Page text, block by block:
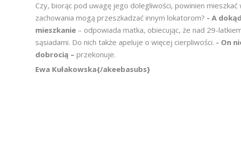
Czy, biorąc pod uwagę jego dolegliwości, powinien
zachowania mogą przeszkadzać innym lokatorom? - A
mieszkanie – odpowiada matka, obiecując, że nad 29-
sąsiadami. Do nich także apeluje o więcej cierpliwości. - On
dobrocią – przekonuje.
Ewa Kułakowska{/akeebasubs}